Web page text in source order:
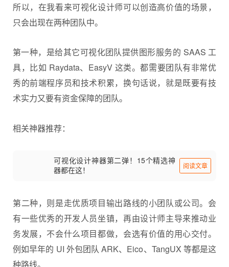
所以，在我看来可视化设计师可以创造高价值的场景，
只会出现在两种团队中。
第一种，是给其它可视化团队提供图形服务的 SAAS 工
具，比如 Raydata、EasyV 这类。都需要团队有非常优
秀的前端程序员和技术积累，换句话说，就是既要有技
术实力又要有资金保障的团队。
相关神器推荐：
可视化设计神器第二弹！15个精选神
器都在这！
阅读文章
第二种，则是走优质项目输出路线的小团队或公司。会
有一些优秀的开发人员坐镇，再由设计师主导来推动业
务发展，不会什么项目都做，会选有价值的用心交付。
例如早年的 UI 外包团队 ARK、Eico、TangUX 等都是这
种路线。